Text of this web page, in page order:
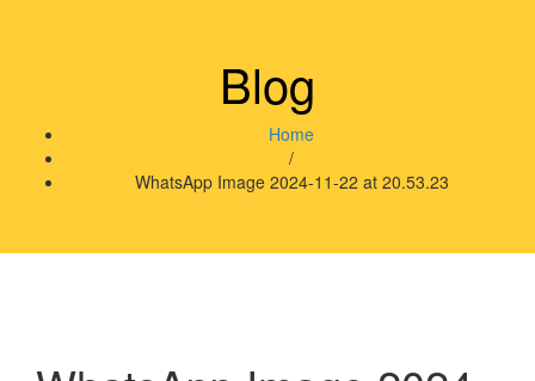
Blog
Home
/
WhatsApp Image 2024-11-22 at 20.53.23